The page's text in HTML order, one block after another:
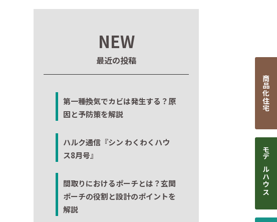
NEW
最近の投稿
第一種換気でカビは発生する？原
因と予防策を解説
ハルク通信『シン わくわくハウ
ス8月号』
間取りにおけるポーチとは？玄関
ポーチの役割と設計のポイントを
解説
商品化住宅
モデルハウス